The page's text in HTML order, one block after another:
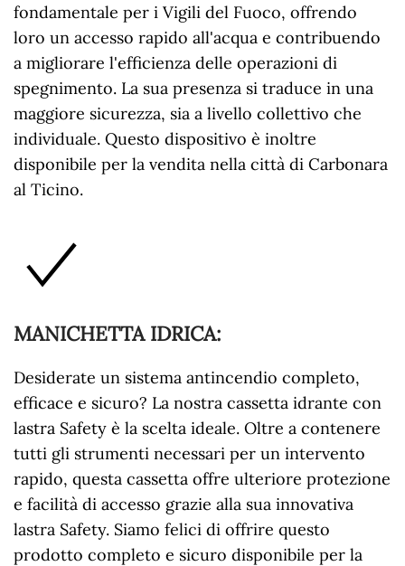
fondamentale per i Vigili del Fuoco, offrendo
loro un accesso rapido all'acqua e contribuendo
a migliorare l'efficienza delle operazioni di
spegnimento. La sua presenza si traduce in una
maggiore sicurezza, sia a livello collettivo che
individuale. Questo dispositivo è inoltre
disponibile per la vendita nella città di Carbonara
al Ticino.
MANICHETTA IDRICA:
Desiderate un sistema antincendio completo,
efficace e sicuro? La nostra cassetta idrante con
lastra Safety è la scelta ideale. Oltre a contenere
tutti gli strumenti necessari per un intervento
rapido, questa cassetta offre ulteriore protezione
e facilità di accesso grazie alla sua innovativa
lastra Safety. Siamo felici di offrire questo
prodotto completo e sicuro disponibile per la